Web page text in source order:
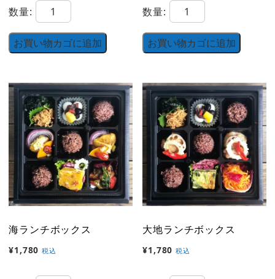
数量:
り
箱
個
お買い物カゴに追加
数量:
リ
ラ
ボ
ッ
ク
ス
個
お買い物カゴに追加
海ランチボックス
¥1,780 税込
大地ランチボックス
¥1,780 税込